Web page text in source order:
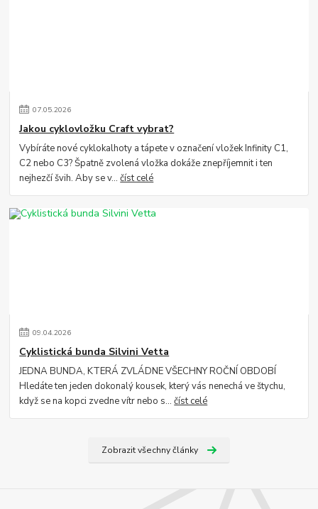
07.05.2026
Jakou cyklovložku Craft vybrat?
Vybíráte nové cyklokalhoty a tápete v označení vložek Infinity C1,
C2 nebo C3? Špatně zvolená vložka dokáže znepříjemnit i ten
nejhezčí švih. Aby se v...číst celé
09.04.2026
Cyklistická bunda Silvini Vetta
JEDNA BUNDA, KTERÁ ZVLÁDNE VŠECHNY ROČNÍ OBDOBÍ
Hledáte ten jeden dokonalý kousek, který vás nenechá ve štychu,
když se na kopci zvedne vítr nebo s...číst celé
Zobrazit všechny články